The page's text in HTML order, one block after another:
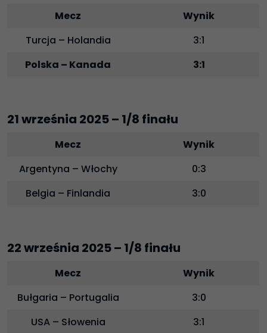
Mecz
Wynik
Turcja – Holandia
3:1
Polska – Kanada
3:1
21 września 2025 – 1/8 finału
Mecz
Wynik
Argentyna – Włochy
0:3
Belgia – Finlandia
3:0
22 września 2025 – 1/8 finału
Mecz
Wynik
Bułgaria – Portugalia
3:0
USA – Słowenia
3:1